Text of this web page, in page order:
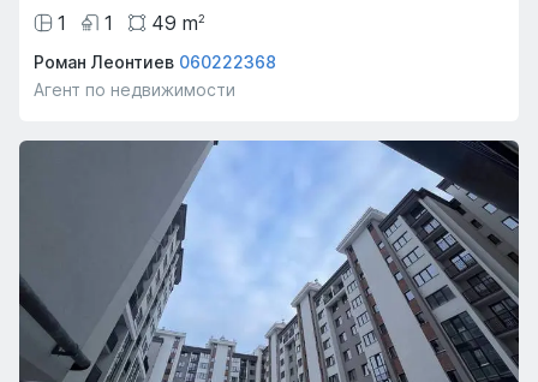
1
1 49 m2
Роман Леонтиев 060222368
Агент по недвижимости